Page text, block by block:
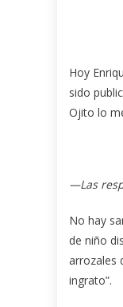
Hoy
sido
Ojito lo
—Las
No hay
de niño
arrozales
ingrato”.